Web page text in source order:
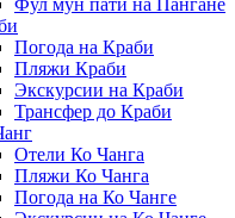
Фул мун пати на Пангане
Погода на Краби
Пляжи Краби
Экскурсии на Краби
Трансфер до Краби
Отели Ко Чанга
Пляжи Ко Чанга
Погода на Ко Чанге